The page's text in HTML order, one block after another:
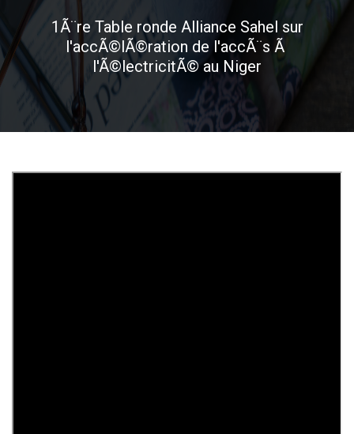
1Ã¨re Table ronde Alliance Sahel sur
l'accÃ©lÃ©ration de l'accÃ¨s Ã
l'Ã©lectricitÃ© au Niger